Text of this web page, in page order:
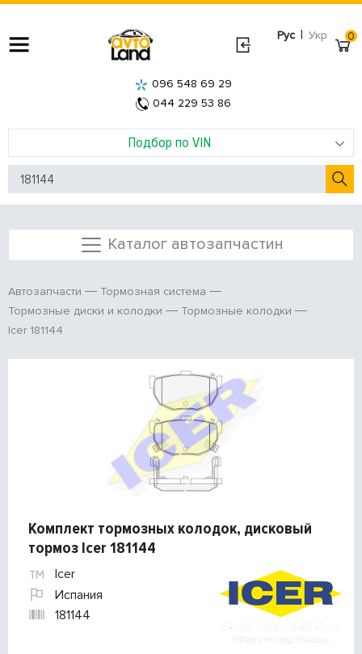
Рус | Укр
Подбор по VIN
096 548 69 29
044 229 53 86
0
Каталог автозапчастин
Автозапчасти
Тормозная система
Тормозные диски и колодки
Тормозные колодки
Icer 181144
Комплект тормозных колодок, дисковый
тормоз Icer 181144
Icer
Испания
181144